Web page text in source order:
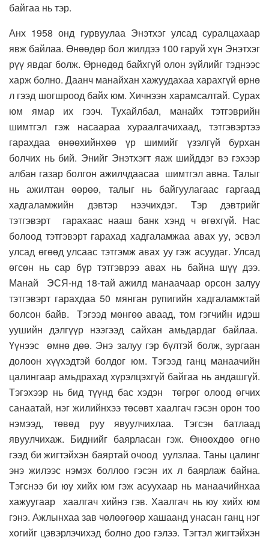
байгаа нь тэр.
Анх 1958 онд гурвуулаа Энэтхэг улсад суралцахаар
явж байлаа. Өнөөдөр бол жилдээ 100 гаруй хүн Энэтхэг
рүү явдаг болж. Өрнөдөд байхгүй олон зүйлийг тэднээс
харж болно. Даанч манайхан хажуудахаа харахгүй өрнө
л гээд шогшроод байх юм. Хичнээн харамсалтай. Сурах
юм ямар их гээч. Тухайлбал, манайх тэтгэврийн
шимтгэл гэж насаараа хураалгачихаад, тэтгэвэртээ
гарахдаа өнөөхийнхөө үр шимийг үзэлгүй бурхан
болчих нь бий. Энийг Энэтхэгт яаж шийддэг вэ гэхээр
албан газар болгон ажилчдаасаа шимтгэл авна. Талыг
нь ажилтан өөрөө, талыг нь байгуулагаас гаргаад
хадгаламжийн дэвтэр нээчихдэг. Тэр дэвтрийг
тэтгэвэрт гарахаас нааш банк хэнд ч өгөхгүй. Нас
болоод тэтгэвэрт гарахад хадгаламжаа авах уу, эсвэл
улсад өгөөд улсаас тэтгэмж авах уу гэж асуудаг. Улсад
өгсөн нь сар бүр тэтгэврээ авах нь байна шүү дээ.
Манай ЭСЯ-нд 18-тай ажилд манаачаар орсон залуу
тэтгэвэрт гарахдаа 50 мянган рупигийн хадгаламжтай
болсон байв. Тэгээд мөнгөө аваад, том гэгчийн идэш
уушийн дэлгүүр нээгээд сайхан амьдардаг байлаа.
Үүнээс өмнө дөө. Энэ залуу гэр бүлтэй болж, зургаан
долоон хүүхэдтэй болдог юм. Тэгээд ганц манаачийн
цалингаар амьдрахад хүрэлцэхгүй байгаа нь андашгүй.
Тэгэхээр нь бид түүнд бас хэдэн төгрөг олоод өгчих
санаатай, нэг жилийнхээ төсөвт хаалгач гэсэн орон тоо
нэмээд, төвөд руу явуулчихлаа. Тэгсэн батлаад
явуулчихаж. Биднийг баярласан гэж. Өнөөхдөө өгнө
гээд би жигтэйхэн баяртай очоод уулзлаа. Таны цалинг
энэ жилээс нэмэх боллоо гэсэн их л баярлаж байна.
Тэгснээ би юу хийх юм гэж асуухаар нь манаачийнхаа
хажуугаар хаалгач хийнэ гэв. Хаалгач нь юу хийх юм
гэнэ. Ажлынхаа зав чөлөөгөөр хашаанд унасан ганц нэг
хогийг цэвэрлэчихэд болно доо гэлээ. Тэгтэл жигтэйхэн